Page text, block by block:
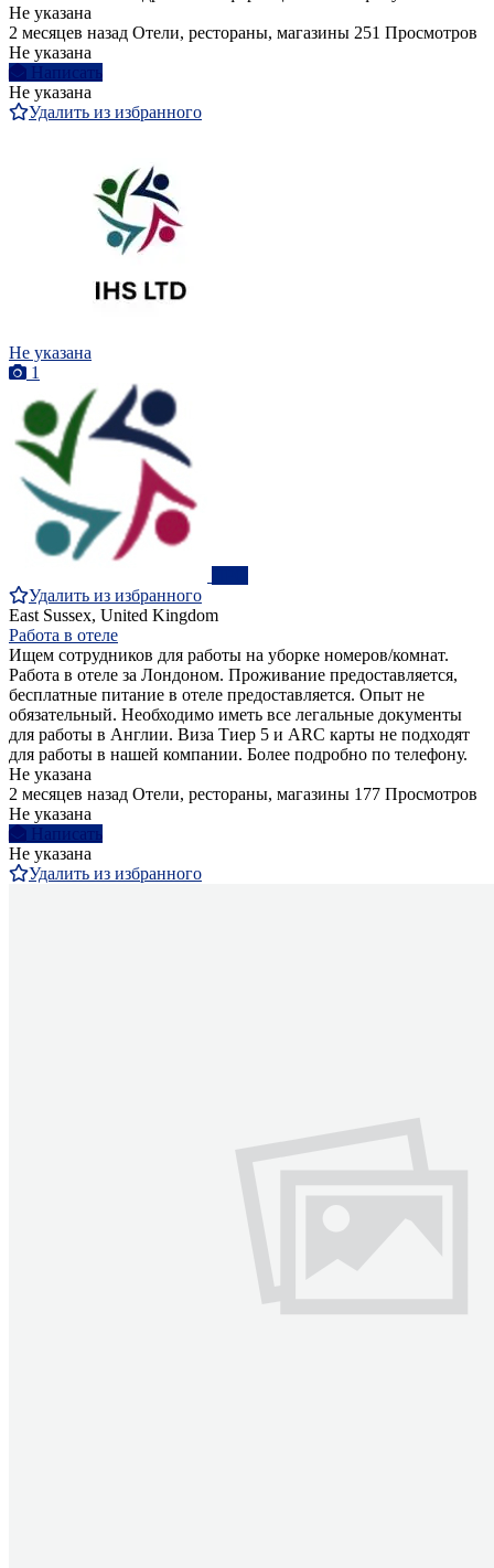
Не указана
2 месяцев назад Отели, рестораны, магазины 251 Просмотров
Не указана
Написать
Не указана
Удалить из избранного
Не указана
1
Удалить из избранного
East Sussex, United Kingdom
Работа в отеле
Ищем сотрудников для работы на уборке номеров/комнат.
Работа в отеле за Лондоном. Проживание предоставляется,
бесплатные питание в отеле предоставляется. Опыт не
обязательный. Необходимо иметь все легальные документы
для работы в Англии. Виза Тиер 5 и ARC карты не подходят
для работы в нашей компании. Более подробно по телефону.
Не указана
2 месяцев назад Отели, рестораны, магазины 177 Просмотров
Не указана
Написать
Не указана
Удалить из избранного